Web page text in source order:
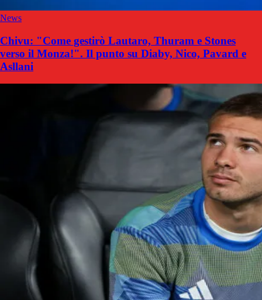
News
Chivu: "Come gestirò Lautaro, Thuram e Stones
verso il Monza!". Il punto su Diaby, Nico, Pavard e
Asllani